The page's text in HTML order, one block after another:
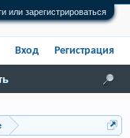
или зарегистрироваться
Вход Регистрация